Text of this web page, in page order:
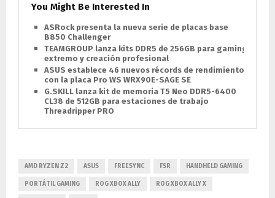
You Might Be Interested In
ASRock presenta la nueva serie de placas base
B850 Challenger
TEAMGROUP lanza kits DDR5 de 256GB para gaming
extremo y creación profesional
ASUS establece 46 nuevos récords de rendimiento
con la placa Pro WS WRX90E-SAGE SE
G.SKILL lanza kit de memoria T5 Neo DDR5-6400
CL38 de 512GB para estaciones de trabajo
Threadripper PRO
AMD RYZEN Z2 ASUS FREESYNC FSR HANDHELD GAMING
PORTÁTIL GAMING ROG XBOX ALLY ROG XBOX ALLY X